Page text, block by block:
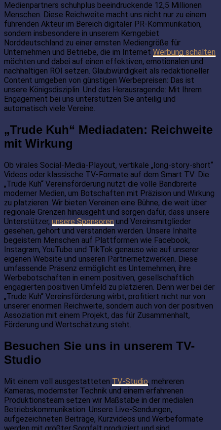
Medienpartners schuhplus beeindruckende 12,5 Millionen
Menschen. Diese Reichweite macht uns nicht nur zu einem
führenden Akteur im Bereich digitaler PR-Kommunikation,
sondern insbesondere in unserem Kerngebiet
Norddeutschland zu einer ernsten Mediengröße für
Unternehmen und Betriebe, die im Internet Werbung schalten
möchten und dabei auf einen effektiven, emotionalen und
nachhaltigen ROI setzen. Glaubwürdigkeit als redaktioneller
Content umgeben von günstigen Werbepreisen: Das ist
unsere Königsdisziplin. Und das Herausragende: Mit Ihrem
Engagement bei uns unterstützen Sie anteilig und
automatisch viele Vereine.
„Trude Kuh“ Mediadaten: Reichweite
mit Wirkung
Ob virales Social-Media-Playout, vertikale „long-story-short“
Videos oder klassische TV-Formate auf dem Smart TV: Die
„Trude Kuh“ Vereinsförderung nutzt die volle Bandbreite
moderner Medien, um Botschaften mit Präzision und Wirkung
zu platzieren. Wir bieten Vereinen eine Bühne, die weit über
regionale Grenzen hinausgeht und sorgen dafür, dass unsere
Unterstützer, unsere Sponsoren und Vereinsmitglieder
gesehen, gehört und verstanden werden. Unsere Inhalte
begeistern Menschen auf Plattformen wie Facebook,
Instagram, YouTube und TikTok genauso wie auf unserer
eigenen Website und unseren Partnernetzwerken. Diese
umfassende Präsenz ermöglicht es Unternehmen, ihre
Werbebotschaften in einem positiven, gesellschaftlich
engagierten positiven Umfeld zu platzieren. Denn wer bei der
„Trude Kuh“ Vereinsförderung wirbt, profitiert nicht nur von
unserer enormen Reichweite, sondern auch von der positiven
Assoziation mit einem Projekt, das für Zusammenhalt,
Förderung und Wertschätzung steht.
Besuchen Sie uns in unserem TV-
Studio
Mit einem voll ausgestatteten TV-Studio, mehreren
Kameras, modernster Technik und einem erfahrenen
Produktionsteam setzen wir Maßstäbe in der medialen
Betriebskommunikation. Unsere Live-Sendungen,
aufgezeichneten Beiträge, Kurzvideos und Werbeformate
werden mit größter Sorgfalt produziert und sind